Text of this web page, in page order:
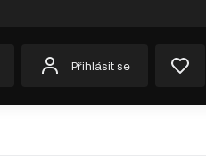
Přihlásit se